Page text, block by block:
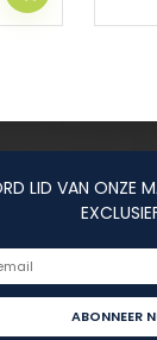
LID VAN ONZE